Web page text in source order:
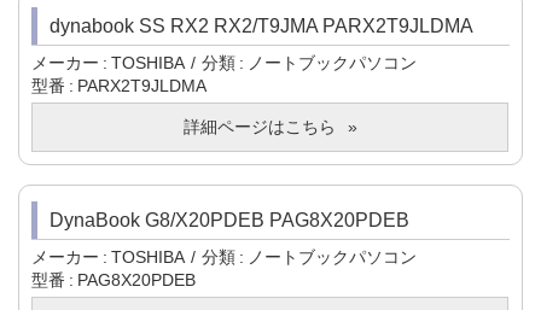
dynabook SS RX2 RX2/T9JMA PARX2T9JLDMA
メーカー TOSHIBA 分類
ノートブックパソコン
型番
PARX2T9JLDMA
詳細ページはこちら
DynaBook G8/X20PDEB PAG8X20PDEB
メーカー TOSHIBA 分類
ノートブックパソコン
型番
PAG8X20PDEB